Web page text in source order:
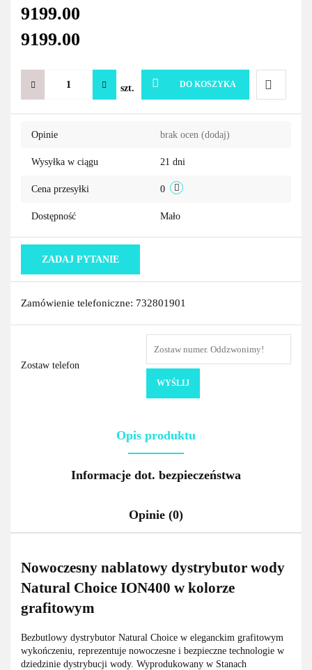
9199.00
9199.00
szt. DO KOSZYKA
Do
Opinie brak ocen (dodaj)
Wysyłka w ciągu 21 dni
Cena przesyłki 0
Dostępność Mało
ZADAJ PYTANIE
Zamówienie telefoniczne: 732801901
Zostaw telefon
WYŚLIJ
Opis produktu
Informacje dot. bezpieczeństwa
Opinie (0)
Nowoczesny nablatowy dystrybutor wody
Natural Choice ION400 w kolorze
grafitowym
Bezbutlowy dystrybutor Natural Choice w eleganckim grafitowym
wykończeniu, reprezentuje nowoczesne i bezpieczne technologie w
dziedzinie dystrybucji wody. Wyprodukowany w Stanach